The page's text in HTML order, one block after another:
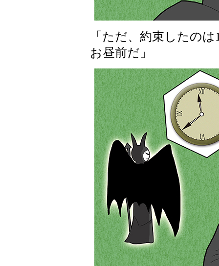
「ただ、約束したの
お昼前だ」